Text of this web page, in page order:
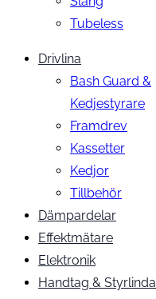
Tubeless
Drivlina
Bash Guard &
Kedjestyrare
Framdrev
Kassetter
Kedjor
Tillbehör
Dämpardelar
Effektmätare
Elektronik
Handtag & Styrlinda